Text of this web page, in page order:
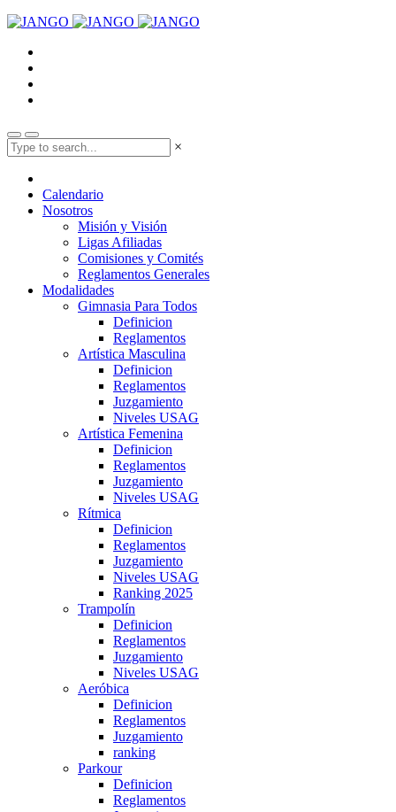
×
Calendario
Nosotros
Misión y Visión
Ligas Afiliadas
Comisiones y Comités
Reglamentos Generales
Modalidades
Gimnasia Para Todos
Definicion
Reglamentos
Artística Masculina
Definicion
Reglamentos
Juzgamiento
Niveles USAG
Artística Femenina
Definicion
Reglamentos
Juzgamiento
Niveles USAG
Rítmica
Definicion
Reglamentos
Juzgamiento
Niveles USAG
Ranking 2025
Trampolín
Definicion
Reglamentos
Juzgamiento
Niveles USAG
Aeróbica
Definicion
Reglamentos
Juzgamiento
ranking
Parkour
Definicion
Reglamentos